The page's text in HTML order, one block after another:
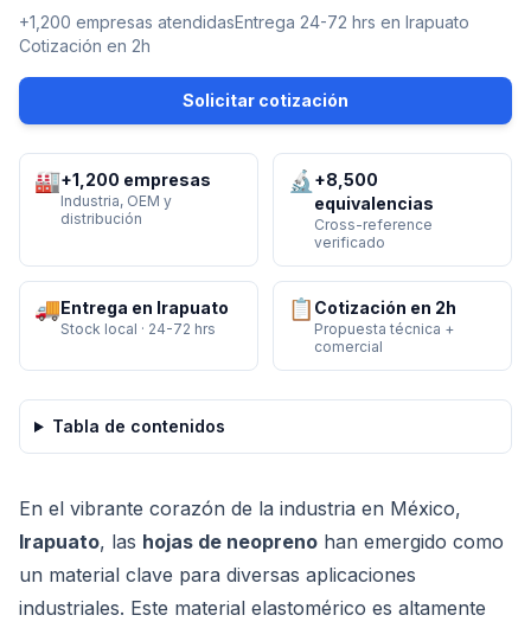
+1,200 empresas atendidasEntrega 24-72 hrs en Irapuato
Cotización en 2h
Solicitar cotización
🏭+1,200 empresas
Industria, OEM y
distribución
🔬 +8,500
equivalencias
Cross-reference
verificado
🚚Entrega en Irapuato
Stock local · 24-72 hrs
📋 Cotización en 2h
Propuesta técnica +
comercial
Tabla de contenidos
En el vibrante corazón de la industria en México,
Irapuato, las hojas de neopreno han emergido como
un material clave para diversas aplicaciones
industriales. Este material elastomérico es altamente